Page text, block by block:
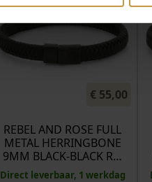
€ 55,00
REBEL AND ROSE FULL
METAL HERRINGBONE
9MM BLACK-BLACK R…
Direct leverbaar, 1 werkdag